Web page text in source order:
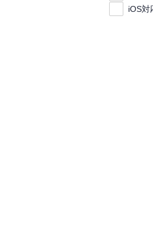
iOS対